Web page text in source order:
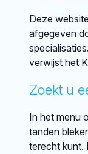
Deze
afgegeven
verwijst het
Zoekt u
In het menu
tanden
terecht kunt.